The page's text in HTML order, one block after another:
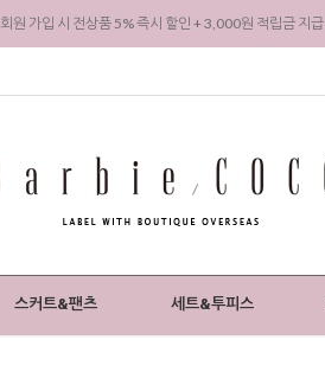
회원 가입 시 전상품 5% 즉시 할인 + 3,000원 적립금 지급
스커트&팬츠 세트&투피스